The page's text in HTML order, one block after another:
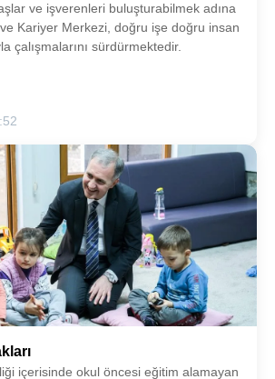
ve işverenleri buluşturabilmek adına
Kariyer Merkezi, doğru işe doğru insan
çalışmalarını sürdürmektedir.
içerisinde okul öncesi eğitim alamayan